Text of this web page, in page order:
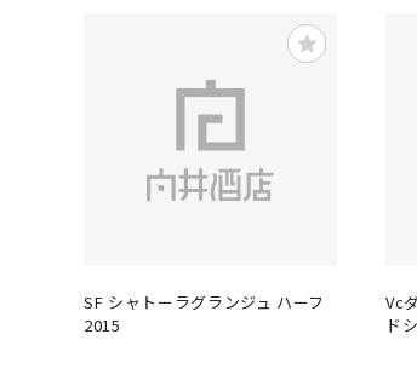
SF シャトーラグランジュ ハーフ
2015
Vc
ド